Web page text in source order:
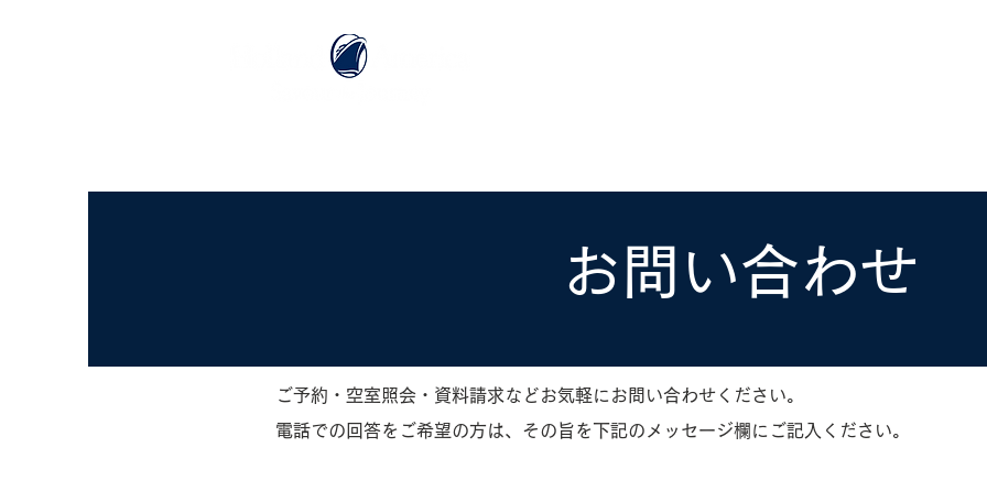
お問い合わせ
ご予約・空室照会・資料請求などお気軽にお問い合わせください。
電話での回答をご希望の方は、その旨を下記のメッセージ欄にご記入ください。